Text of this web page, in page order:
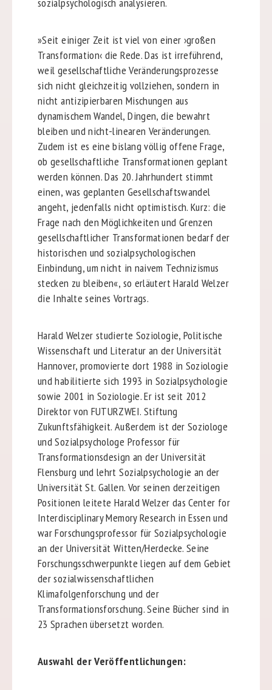
»Seit einiger Zeit ist viel von einer ›großen
Transformation‹ die Rede. Das ist irreführend,
weil gesellschaftliche Veränderungsprozesse
sich nicht gleichzeitig vollziehen, sondern in
nicht antizipierbaren Mischungen aus
dynamischem Wandel, Dingen, die bewahrt
bleiben und nicht-linearen Veränderungen.
Zudem ist es eine bislang völlig offene Frage,
ob gesellschaftliche Transformationen geplant
werden können. Das 20. Jahrhundert stimmt
einen, was geplanten Gesellschaftswandel
angeht, jedenfalls nicht optimistisch. Kurz: die
Frage nach den Möglichkeiten und Grenzen
gesellschaftlicher Transformationen bedarf der
historischen und sozialpsychologischen
Einbindung, um nicht in naivem Technizismus
stecken zu bleiben«, so erläutert Harald Welzer
die Inhalte seines Vortrags.
Harald Welzer studierte Soziologie, Politische
Wissenschaft und Literatur an der Universität
Hannover, promovierte dort 1988 in Soziologie
und habilitierte sich 1993 in Sozialpsychologie
sowie 2001 in Soziologie. Er ist seit 2012
Direktor von FUTURZWEI. Stiftung
Zukunftsfähigkeit. Außerdem ist der Soziologe
und Sozialpsychologe Professor für
Transformationsdesign an der Universität
Flensburg und lehrt Sozialpsychologie an der
Universität St. Gallen. Vor seinen derzeitigen
Positionen leitete Harald Welzer das Center for
Interdisciplinary Memory Research in Essen und
war Forschungsprofessor für Sozialpsychologie
an der Universität Witten/Herdecke. Seine
Forschungsschwerpunkte liegen auf dem Gebiet
der sozialwissenschaftlichen
Klimafolgenforschung und der
Transformationsforschung. Seine Bücher sind in
23 Sprachen übersetzt worden.
Auswahl der Veröffentlichungen: